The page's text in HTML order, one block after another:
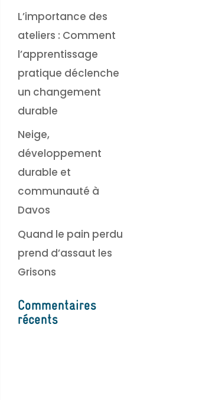
L’importance des
ateliers : Comment
l’apprentissage
pratique déclenche
un changement
durable
Neige,
développement
durable et
communauté à
Davos
Quand le pain perdu
prend d’assaut les
Grisons
Commentaires
récents